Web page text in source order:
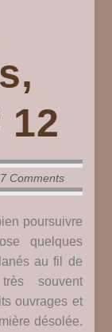
12
Comments
poursuivre
quelques
au fil de
souvent
ouvrages et
désolée.